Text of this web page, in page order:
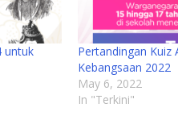
untuk
Pertandingan Kuiz
Kebangsaan 2022
May 6, 2022
In "Terkini"